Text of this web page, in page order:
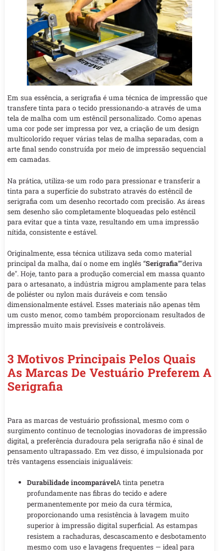
Em sua essência, a serigrafia é uma técnica de impressão que
transfere tinta para o tecido pressionando-a através de uma
tela de malha com um estêncil personalizado. Como apenas
uma cor pode ser impressa por vez, a criação de um design
multicolorido requer várias telas de malha separadas, com a
arte final sendo construída por meio de impressão sequencial
em camadas.
Na prática, utiliza-se um rodo para pressionar e transferir a
tinta para a superfície do substrato através do estêncil de
serigrafia com um desenho recortado com precisão. As áreas
sem desenho são completamente bloqueadas pelo estêncil
para evitar que a tinta vaze, resultando em uma impressão
nítida, consistente e estável.
Originalmente, essa técnica utilizava seda como material
principal da malha, daí o nome em inglês “Serigrafia”"deriva
de". Hoje, tanto para a produção comercial em massa quanto
para o artesanato, a indústria migrou amplamente para telas
de poliéster ou nylon mais duráveis e com tensão
dimensionalmente estável. Esses materiais não apenas têm
um custo menor, como também proporcionam resultados de
impressão muito mais previsíveis e controláveis.
3 Motivos Principais Pelos Quais
As Marcas De Vestuário Preferem A
Serigrafia
Para as marcas de vestuário profissional, mesmo com o
surgimento contínuo de tecnologias inovadoras de impressão
digital, a preferência duradoura pela serigrafia não é sinal de
pensamento ultrapassado. Em vez disso, é impulsionada por
três vantagens essenciais inigualáveis:
Durabilidade incomparávelA tinta penetra
profundamente nas fibras do tecido e adere
permanentemente por meio da cura térmica,
proporcionando uma resistência à lavagem muito
superior à impressão digital superficial. As estampas
resistem a rachaduras, descascamento e desbotamento
mesmo com uso e lavagens frequentes — ideal para